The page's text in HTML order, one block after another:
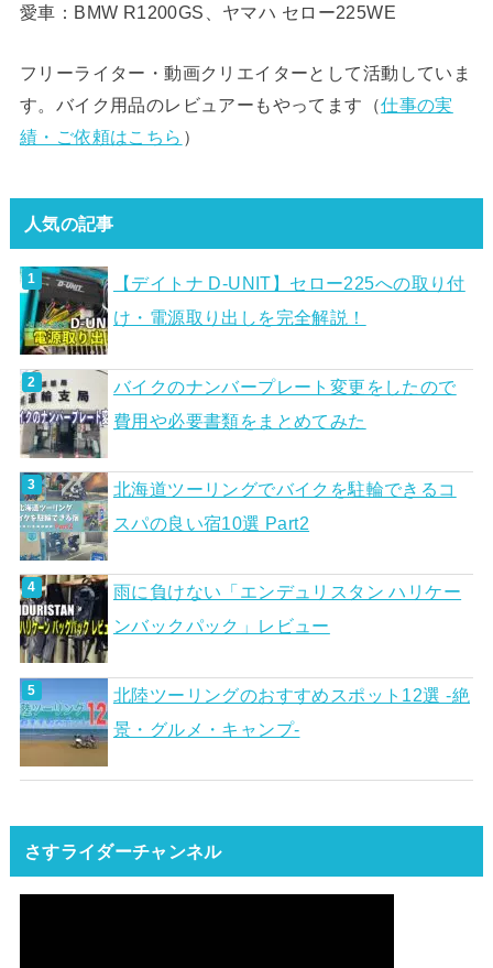
愛車：BMW R1200GS、ヤマハ セロー225WE
フリーライター・動画クリエイターとして活動していま
す。バイク用品のレビュアーもやってます（仕事の実
績・ご依頼はこちら ）
人気の記事
【デイトナ D-UNIT】セロー225への取り付
け・電源取り出しを完全解説！
バイクのナンバープレート変更をしたので
費用や必要書類をまとめてみた
北海道ツーリングでバイクを駐輪できるコ
スパの良い宿10選 Part2
雨に負けない「エンデュリスタン ハリケー
ンバックパック」レビュー
北陸ツーリングのおすすめスポット12選 -絶
景・グルメ・キャンプ-
さすライダーチャンネル